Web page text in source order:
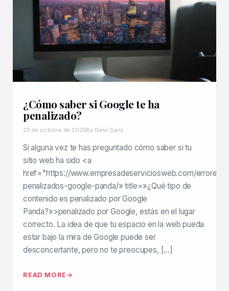
¿Cómo saber si Google te ha
penalizado?
25 de octubre de 2025By Deivi Sanz
Si alguna vez te has preguntado cómo saber si tu
sitio web ha sido <a
href="https://www.empresadeserviciosweb.com/errores-
penalizados-google-panda/» title=»¿Qué tipo de
contenido es penalizado por Google
Panda?»>penalizado por Google, estás en el lugar
correcto. La idea de que tu espacio en la web pueda
estar bajo la mira de Google puede ser
desconcertante, pero no te preocupes, […]
READ MORE